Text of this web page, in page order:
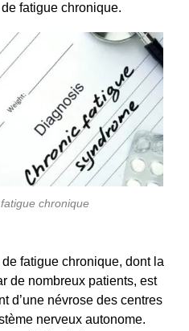
fatigue chronique.
chronique
fatigue chronique, dont la
de nombreux patients, est
d’une névrose des centres
nerveux autonome.